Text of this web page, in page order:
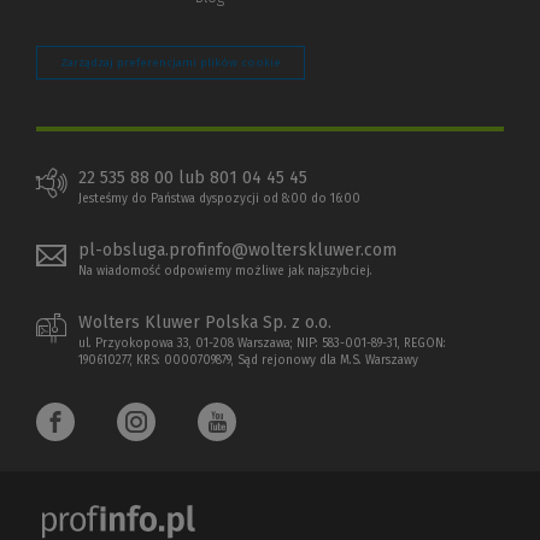
Zarządzaj preferencjami plików cookie
22 535 88 00 lub 801 04 45 45
Jesteśmy do Państwa dyspozycji od 8:00 do 16:00
pl-obsluga.profinfo@wolterskluwer.com
Na wiadomość odpowiemy możliwe jak najszybciej.
Wolters Kluwer Polska Sp. z o.o.
ul. Przyokopowa 33, 01-208 Warszawa; NIP: 583-001-89-31, REGON:
190610277, KRS: 0000709879, Sąd rejonowy dla M.S. Warszawy